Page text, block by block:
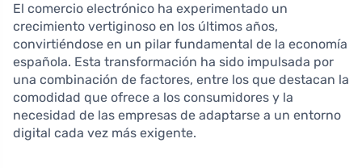
El comercio electrónico ha experimentado un
crecimiento vertiginoso en los últimos años,
convirtiéndose en un pilar fundamental de la economía
española. Esta transformación ha sido impulsada por
una combinación de factores, entre los que destacan la
comodidad que ofrece a los consumidores y la
necesidad de las empresas de adaptarse a un entorno
digital cada vez más exigente.